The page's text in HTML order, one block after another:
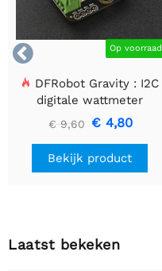
 Op voorraad
DFRobot Gravity : I2C
digitale wattmeter
€ 9,60 € 4,80
Bekijk product
Laatst bekeken